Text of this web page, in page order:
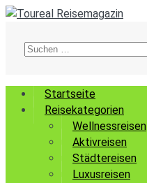
Suchen
Startseite
Reisekategorien
Wellnessreisen
Aktivreisen
Städtereisen
Luxusreisen